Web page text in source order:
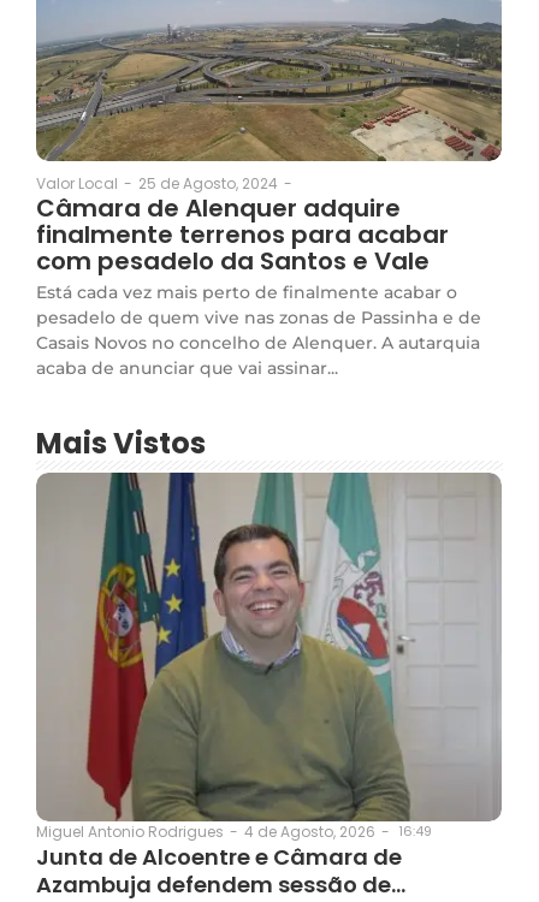
Valor Local - 25 de Agosto, 2024 -
Câmara de Alenquer adquire
finalmente terrenos para acabar
com pesadelo da Santos e Vale
Está cada vez mais perto de finalmente acabar o
pesadelo de quem vive nas zonas de Passinha e de
Casais Novos no concelho de Alenquer. A autarquia
acaba de anunciar que vai assinar...
Mais Vistos
Miguel Antonio Rodrigues - 4 de Agosto, 2026 - 16:49
Junta de Alcoentre e Câmara de
Azambuja defendem sessão de…